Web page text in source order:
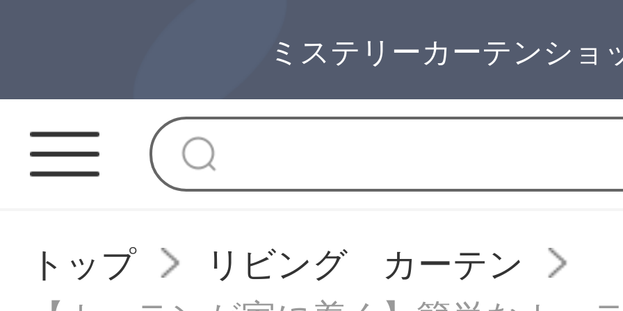
ミステリーカーテンショ
トップ
リビング カーテン